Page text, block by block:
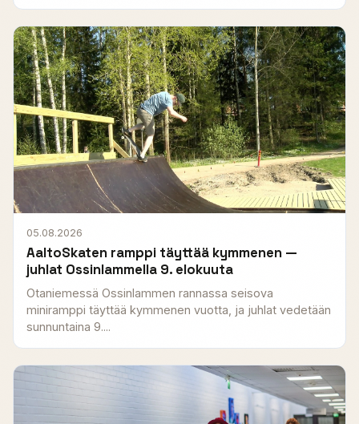
05.08.2026
AaltoSkaten ramppi täyttää kymmenen —
juhlat Ossinlammella 9. elokuuta
Otaniemessä Ossinlammen rannassa seisova
miniramppi täyttää kymmenen vuotta, ja juhlat vedetään
sunnuntaina 9....